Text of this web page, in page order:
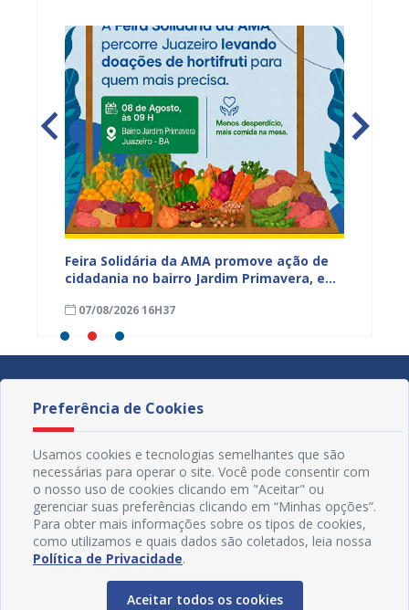
Feira Solidária da AMA promove ação de
cidadania no bairro Jardim Primavera, em
07/08/2026 16H37
Preferência de Cookies
Usamos cookies e tecnologias semelhantes que são
necessárias para operar o site. Você pode consentir com
o nosso uso de cookies clicando em "Aceitar" ou
gerenciar suas preferências clicando em “Minhas opções”.
Para obter mais informações sobre os tipos de cookies,
como utilizamos e quais dados são coletados, leia nossa
Política de Privacidade.
Aceitar todos os cookies